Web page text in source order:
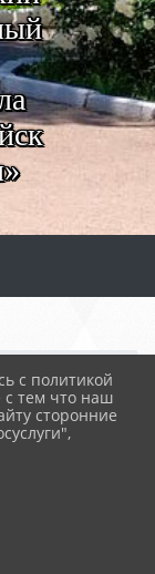
ГРУППЫ
с политикой
с тем что наш
сторонние